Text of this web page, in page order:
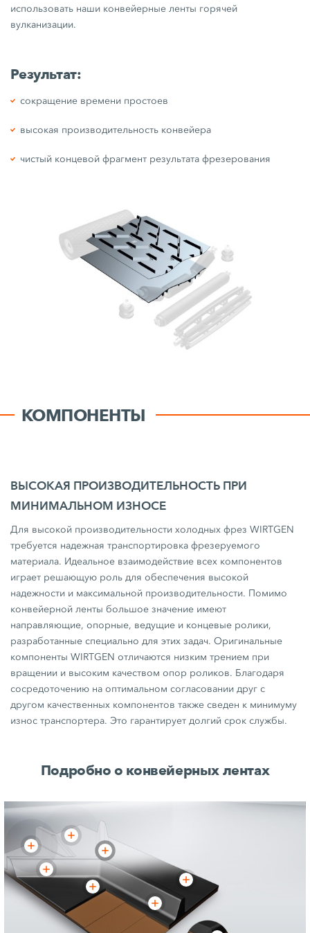
использовать наши конвейерные ленты горячей
вулканизации.
Результат:
сокращение времени простоев
высокая производительность конвейера
чистый концевой фрагмент результата фрезерования
КОМПОНЕНТЫ
ВЫСОКАЯ ПРОИЗВОДИТЕЛЬНОСТЬ ПРИ
МИНИМАЛЬНОМ ИЗНОСЕ
Для высокой производительности холодных фрез WIRTGEN
требуется надежная транспортировка фрезеруемого
материала. Идеальное взаимодействие всех компонентов
играет решающую роль для обеспечения высокой
надежности и максимальной производительности. Помимо
конвейерной ленты большое значение имеют
направляющие, опорные, ведущие и концевые ролики,
разработанные специально для этих задач. Оригинальные
компоненты WIRTGEN отличаются низким трением при
вращении и высоким качеством опор роликов. Благодаря
сосредоточению на оптимальном согласовании друг с
другом качественных компонентов также сведен к минимуму
износ транспортера. Это гарантирует долгий срок службы.
Подробно о конвейерных лентах